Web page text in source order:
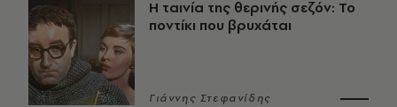
Η ταινία της θερινής σεζόν: Το
ποντίκι που βρυχάται
Γιάννης Στεφανίδης